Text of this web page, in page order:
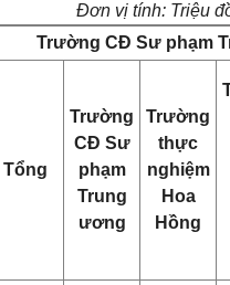
Đơn vị tính: Triệu
Trường CĐ Sư phạm
Tổng
Trường
CĐ Sư
phạm
Trung
ương
Trường
thực
nghiệm
Hoa
Hồng